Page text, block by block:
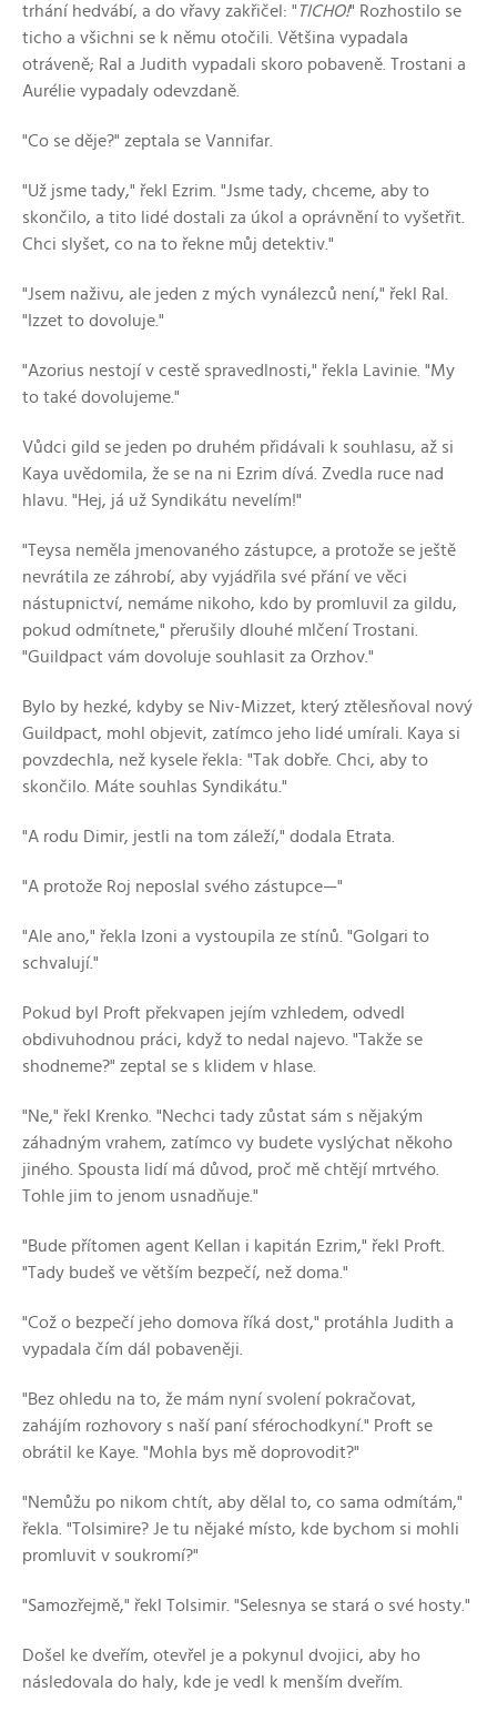
trhání hedvábí, a do vřavy zakřičel: " TICHO!" Rozhostilo se
ticho a všichni se k němu otočili. Většina vypadala
otráveně; Ral a Judith vypadali skoro pobaveně. Trostani a
Aurélie vypadaly odevzdaně.
"Co se děje?" zeptala se Vannifar.
"Už jsme tady," řekl Ezrim. "Jsme tady, chceme, aby to
skončilo, a tito lidé dostali za úkol a oprávnění to vyšetřit.
Chci slyšet, co na to řekne můj detektiv."
"Jsem naživu, ale jeden z mých vynálezců není," řekl Ral.
"Izzet to dovoluje."
"Azorius nestojí v cestě spravedlnosti," řekla Lavinie. "My
to také dovolujeme."
Vůdci gild se jeden po druhém přidávali k souhlasu, až si
Kaya uvědomila, že se na ni Ezrim dívá. Zvedla ruce nad
hlavu. "Hej, já už Syndikátu nevelím!"
"Teysa neměla jmenovaného zástupce, a protože se ještě
nevrátila ze záhrobí, aby vyjádřila své přání ve věci
nástupnictví, nemáme nikoho, kdo by promluvil za gildu,
pokud odmítnete," přerušily dlouhé mlčení Trostani.
"Guildpact vám dovoluje souhlasit za Orzhov."
Bylo by hezké, kdyby se Niv-Mizzet, který ztělesňoval nový
Guildpact, mohl objevit, zatímco jeho lidé umírali. Kaya si
povzdechla, než kysele řekla: "Tak dobře. Chci, aby to
skončilo. Máte souhlas Syndikátu."
"A rodu Dimir, jestli na tom záleží," dodala Etrata.
"A protože Roj neposlal svého zástupce—"
"Ale ano," řekla Izoni a vystoupila ze stínů. "Golgari to
schvalují."
Pokud byl Proft překvapen jejím vzhledem, odvedl
obdivuhodnou práci, když to nedal najevo. "Takže se
shodneme?" zeptal se s klidem v hlase.
"Ne," řekl Krenko. "Nechci tady zůstat sám s nějakým
záhadným vrahem, zatímco vy budete vyslýchat někoho
jiného. Spousta lidí má důvod, proč mě chtějí mrtvého.
Tohle jim to jenom usnadňuje."
"Bude přítomen agent Kellan i kapitán Ezrim," řekl Proft.
"Tady budeš ve větším bezpečí, než doma."
"Což o bezpečí jeho domova říká dost," protáhla Judith a
vypadala čím dál pobaveněji.
"Bez ohledu na to, že mám nyní svolení pokračovat,
zahájím rozhovory s naší paní sférochodkyní." Proft se
obrátil ke Kaye. "Mohla bys mě doprovodit?"
"Nemůžu po nikom chtít, aby dělal to, co sama odmítám,"
řekla. "Tolsimire? Je tu nějaké místo, kde bychom si mohli
promluvit v soukromí?"
"Samozřejmě," řekl Tolsimir. "Selesnya se stará o své hosty."
Došel ke dveřím, otevřel je a pokynul dvojici, aby ho
následovala do haly, kde je vedl k menším dveřím.